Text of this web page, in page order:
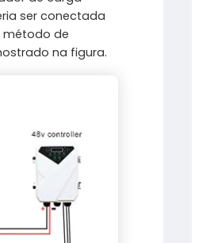
ser conectada
método de
na figura.